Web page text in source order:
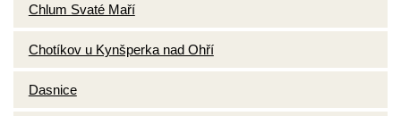
Chlum Svaté Maří
Chotíkov u Kynšperka nad Ohří
Dasnice